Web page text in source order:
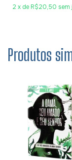
2 x de R$20,50 sem
Produtos